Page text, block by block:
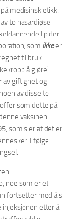
medisinsk etikk.
to hasardiøse
lipider
som ikkeer
til bruk i
å gjøre).
av giftighet og
av disse to
som dette på
vaksinen.
som sier at det er
I følge
noe som er et
fortsetter med å si
injeksjonen etter å